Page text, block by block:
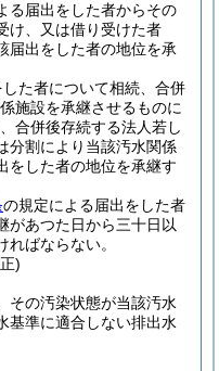
る届出をした者からその
け、又は借り受けた者
届出をした者の地位を承
た者について相続、合併
施設を承継させるものに
合併後存続する法人若し
分割により当該汚水関係
をした者の地位を承継す
の規定による届出をした者
があつた日から三十日以
ばならない。
)
その汚染状態が当該汚水
基準に適合しない排出水